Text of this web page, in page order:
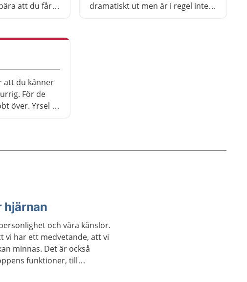
att du får
längre
dramatiskt ut men är i regel inte
att du känner
För de
över. Yrsel är
hjärnan
och våra känslor.
vi har ett medvetande, att vi
minnas. Det är också
funktioner, till